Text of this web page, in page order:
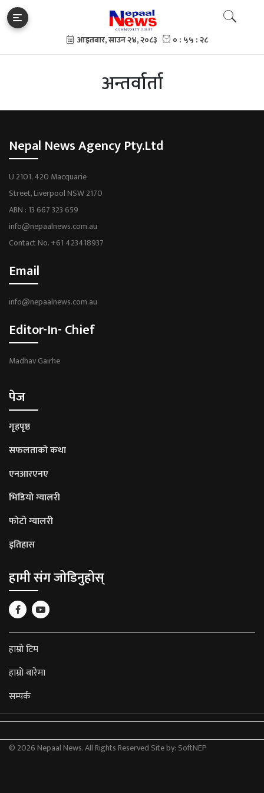
अन्तर्वार्ता
Nepal News Agency Pty.Ltd
U 2101, 420 Macquarie
Street, Liverpool NSW 2170
ABN : 13 667 323 659
info@nepaalnews.com.au
Contact No. +61 423418937
Email
info@nepaalnews.com.au
Editor-In- Chief
Madhav Gairhe
पेज
गृहपृष्ठ
सफलताको कथा
एनआरएनए
भिडियो ग्यालरी
फोटो ग्यालरी
इतिहास
हामी संग जोडिनुहोस्
हाम्रो टिम
हाम्रो बारेमा
सम्पर्क
© 2026 Nepaal News. All Rights Reserved Site by: SoftNEP